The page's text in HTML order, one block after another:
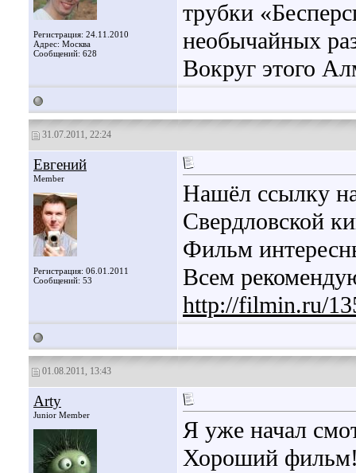
Регистрация: 24.11.2010
Адрес: Москва
Сообщений: 628
трубки
необычайных
Вокруг этого
31.07.2011, 22:24
Евгений
Member
Регистрация: 06.01.2011
Сообщений: 53
Нашёл ссылку
Свердловской
Фильм
Всем
http://filmin.ru/
01.08.2011, 13:43
Arty
Junior Member
Я уже начал
Хороший фильм!